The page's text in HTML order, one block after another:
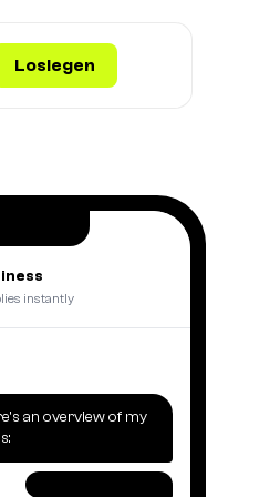
Loslegen
instantly
an overview of my